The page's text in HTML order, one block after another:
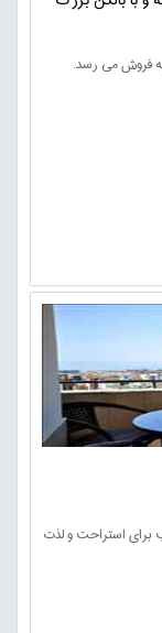
به فروش می رسد.
برای استراحت و لذت